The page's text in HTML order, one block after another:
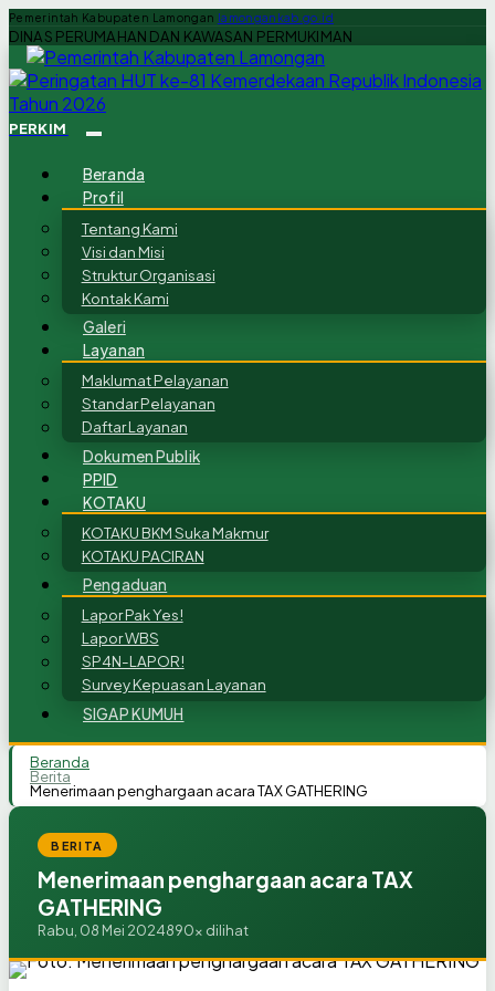
Pemerintah Kabupaten Lamongan lamongankab.go.id
DINAS PERUMAHAN DAN KAWASAN PERMUKIMAN
PERKIM
Beranda
Profil
Tentang Kami
Visi dan Misi
Struktur Organisasi
Kontak Kami
Galeri
Layanan
Maklumat Pelayanan
Standar Pelayanan
Daftar Layanan
Dokumen Publik
PPID
KOTAKU
KOTAKU BKM Suka Makmur
KOTAKU PACIRAN
Pengaduan
Lapor Pak Yes!
Lapor WBS
SP4N-LAPOR!
Survey Kepuasan Layanan
SIGAP KUMUH
Beranda
Berita
Menerimaan penghargaan acara TAX GATHERING
BERITA
Menerimaan penghargaan acara TAX
GATHERING
Rabu, 08 Mei 2024890x dilihat